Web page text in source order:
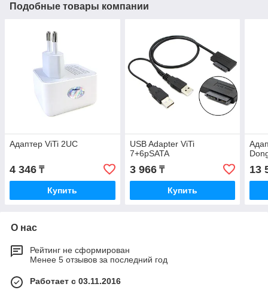
Подобные товары компании
Адаптер ViTi 2UC
4 346 ₸
Купить
USB Adapter ViTi
7+6pSATA
3 966₸
Купить
13
О нас
Рейтинг не сформирован
Менее 5 отзывов за последний год
Работает с 03.11.2016